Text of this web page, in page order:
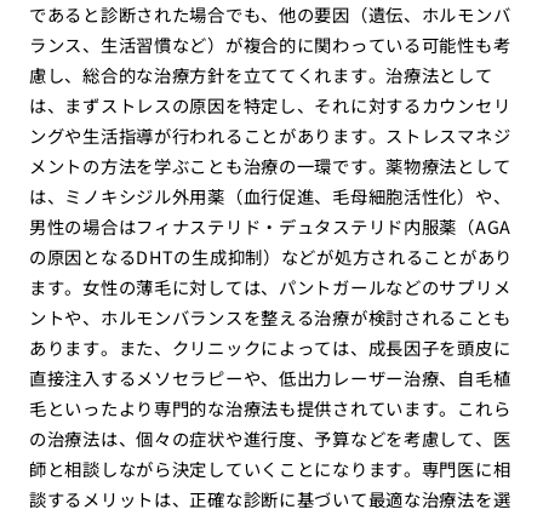
であると診断された場合でも、他の要因（遺伝、ホルモンバ
ランス、生活習慣など）が複合的に関わっている可能性も考
慮し、総合的な治療方針を立ててくれます。治療法として
は、まずストレスの原因を特定し、それに対するカウンセリ
ングや生活指導が行われることがあります。ストレスマネジ
メントの方法を学ぶことも治療の一環です。薬物療法として
は、ミノキシジル外用薬（血行促進、毛母細胞活性化）や、
男性の場合はフィナステリド・デュタステリド内服薬（AGA
の原因となるDHTの生成抑制）などが処方されることがあり
ます。女性の薄毛に対しては、パントガールなどのサプリメ
ントや、ホルモンバランスを整える治療が検討されることも
あります。また、クリニックによっては、成長因子を頭皮に
直接注入するメソセラピーや、低出力レーザー治療、自毛植
毛といったより専門的な治療法も提供されています。これら
の治療法は、個々の症状や進行度、予算などを考慮して、医
師と相談しながら決定していくことになります。専門医に相
談するメリットは、正確な診断に基づいて最適な治療法を選